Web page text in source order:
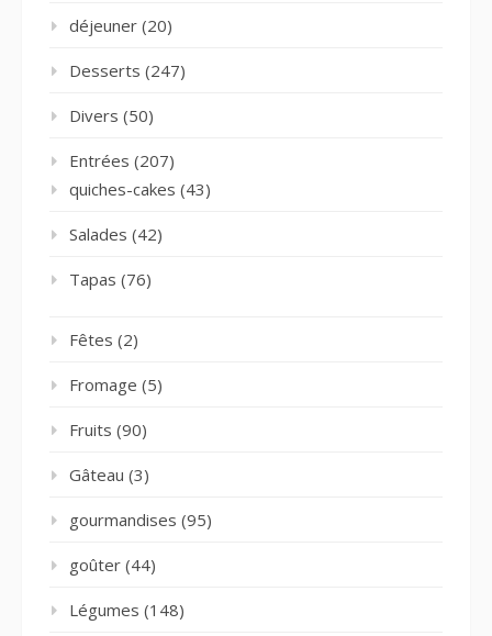
déjeuner (20)
Desserts (247)
Divers (50)
Entrées (207)
quiches-cakes (43)
Salades (42)
Tapas (76)
Fêtes (2)
Fromage (5)
Fruits (90)
Gâteau (3)
gourmandises (95)
goûter (44)
Légumes (148)